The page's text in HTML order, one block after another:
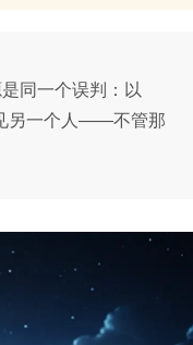
同一个误判：以
另一个人——不管那